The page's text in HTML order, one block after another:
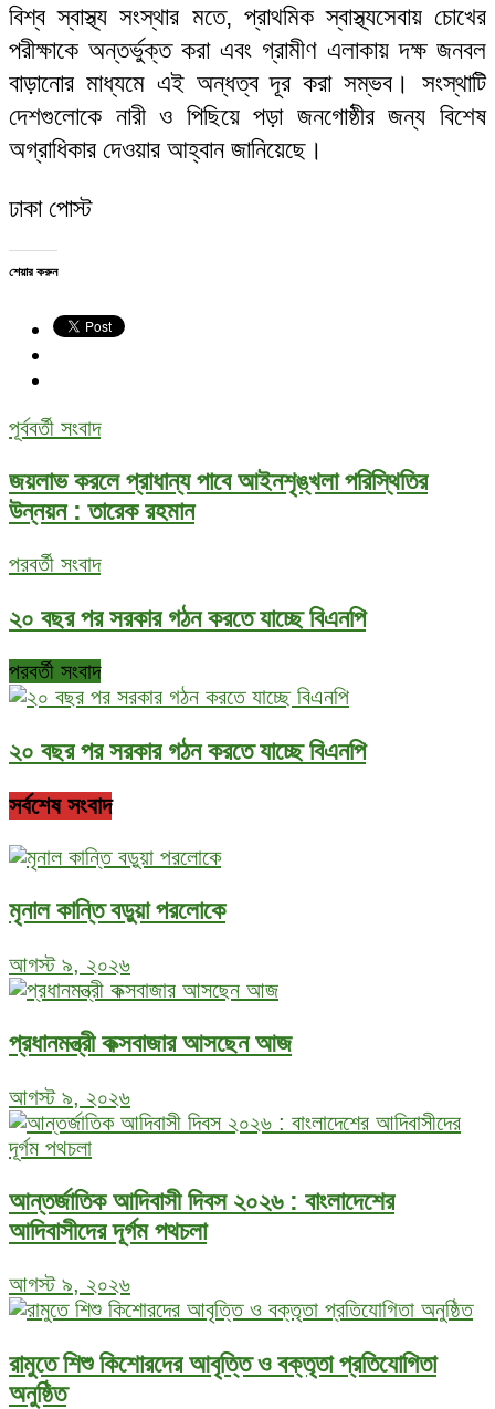
বিশ্ব স্বাস্থ্য সংস্থার মতে, প্রাথমিক স্বাস্থ্যসেবায় চোখের
পরীক্ষাকে অন্তর্ভুক্ত করা এবং গ্রামীণ এলাকায় দক্ষ জনবল
বাড়ানোর মাধ্যমে এই অন্ধত্ব দূর করা সম্ভব। সংস্থাটি
দেশগুলোকে নারী ও পিছিয়ে পড়া জনগোষ্ঠীর জন্য বিশেষ
অগ্রাধিকার দেওয়ার আহ্বান জানিয়েছে।
ঢাকা পোস্ট
শেয়ার করুন
পূর্ববর্তী সংবাদ
জয়লাভ করলে প্রাধান্য পাবে আইনশৃঙ্খলা পরিস্থিতির
উন্নয়ন : তারেক রহমান
পরবর্তী সংবাদ
২০ বছর পর সরকার গঠন করতে যাচ্ছে বিএনপি
পরবর্তী সংবাদ
২০ বছর পর সরকার গঠন করতে যাচ্ছে বিএনপি
সর্বশেষ সংবাদ
মৃনাল কান্তি বড়ুয়া পরলোকে
আগস্ট ৯, ২০২৬
প্রধানমন্ত্রী কক্সবাজার আসছেন আজ
আগস্ট ৯, ২০২৬
আন্তর্জাতিক আদিবাসী দিবস ২০২৬ : বাংলাদেশের
আদিবাসীদের দূর্গম পথচলা
আগস্ট ৯, ২০২৬
রামুতে শিশু কিশোরদের আবৃত্তি ও বক্তৃতা প্রতিযোগিতা
অনুষ্ঠিত